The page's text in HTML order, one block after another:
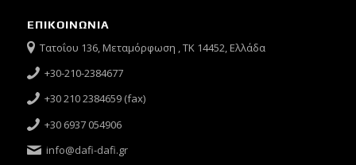
ΕΠΙΚΟΙΝΩΝΙΑ
Τατοΐου 136, Μεταμόρφωση , ΤΚ 14452, Ελλάδα
+30-210-2384677
+30 210 2384659 (fax)
+30 6937 054906
info@dafi-dafi.gr